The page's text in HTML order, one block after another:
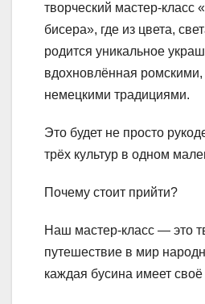
творческий мастер-класс
бисера», где из цвета,
родится уникальное
вдохновлённая
немецкими традициями.
Это будет не просто
трёх культур в одном
Почему стоит прийти?
Наш мастер-класс — это
путешествие в мир
каждая бусина имеет своё